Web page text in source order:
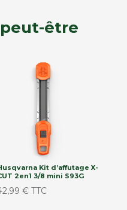
être
Kit d’affutage X-
2en1 3/8 mini S93G
€ TTC